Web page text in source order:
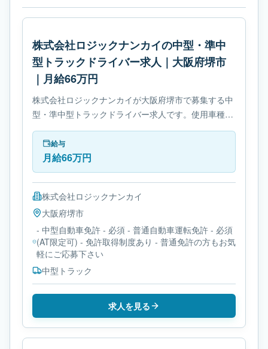
株式会社ロジックナンカイの中型・準中
型トラックドライバー求人｜大阪府堺市
｜月給66万円
株式会社ロジックナンカイが大阪府堺市で募集する中
型・準中型トラックドライバー求人です。使用車種は
中型トラックです。勤務時間は- 変形労働時間制で
す。必要免許は- 中型自動車免許です。
給与
月給66万円
株式会社ロジックナンカイ
大阪府堺市
- 中型自動車免許 - 必須 - 普通自動車運転免許 - 必須
(AT限定可) - 免許取得制度あり - 普通免許の方もお気
軽にご応募下さい
中型トラック
求人を見る